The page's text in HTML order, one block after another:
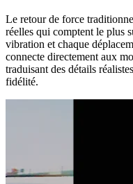
Le retour de force
réelles qui comptent le plus
vibration et chaque
connecte directement aux
traduisant des détails
fidélité.